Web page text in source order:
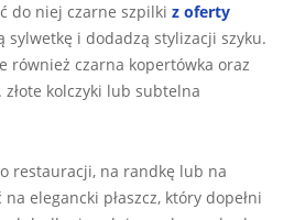
do niej czarne szpilki z oferty
sylwetkę i dodadzą stylizacji szyku.
również czarna kopertówka oraz
kolczyki lub subtelna
restauracji, na randkę lub na
elegancki płaszcz, który dopełni